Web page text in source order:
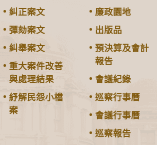
糾正案文
彈劾案文
糾舉案文
重大案件改善
與處理結果
紓解民怨小檔
案
廉政園地
出版品
預決算及會計
報告
會議紀錄
巡察行事曆
會議行事曆
巡察報告